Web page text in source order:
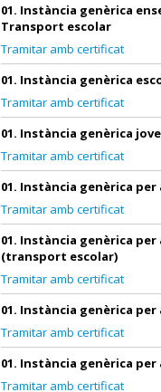
01. Instància genèrica
Transport escolar
Tramitar amb certificat
01. Instància genèrica
Tramitar amb certificat
01. Instància genèrica
Tramitar amb certificat
01. Instància genèrica per
Tramitar amb certificat
01. Instància genèrica per
(transport escolar)
Tramitar amb certificat
01. Instància genèrica
Tramitar amb certificat
01. Instància genèrica
Tramitar amb certificat